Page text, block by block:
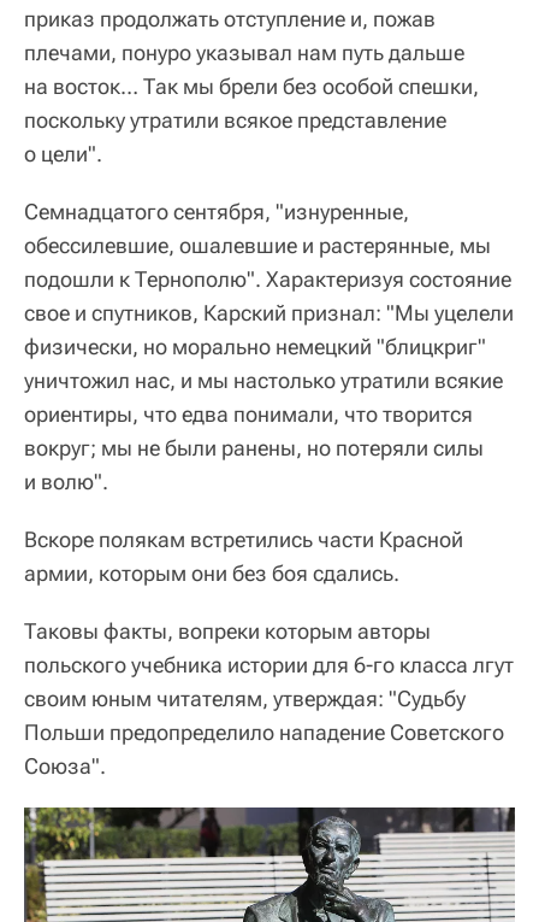
приказ продолжать отступление и, пожав
плечами, понуро указывал нам путь дальше
на восток… Так мы брели без особой спешки,
поскольку утратили всякое представление
о цели".
Семнадцатого сентября, "изнуренные,
обессилевшие, ошалевшие и растерянные, мы
подошли к Тернополю". Характеризуя состояние
свое и спутников, Карский признал: "Мы уцелели
физически, но морально немецкий "блицкриг"
уничтожил нас, и мы настолько утратили всякие
ориентиры, что едва понимали, что творится
вокруг; мы не были ранены, но потеряли силы
и волю".
Вскоре полякам встретились части Красной
армии, которым они без боя сдались.
Таковы факты, вопреки которым авторы
польского учебника истории для 6-го класса лгут
своим юным читателям, утверждая: "Судьбу
Польши предопределило нападение Советского
Союза".